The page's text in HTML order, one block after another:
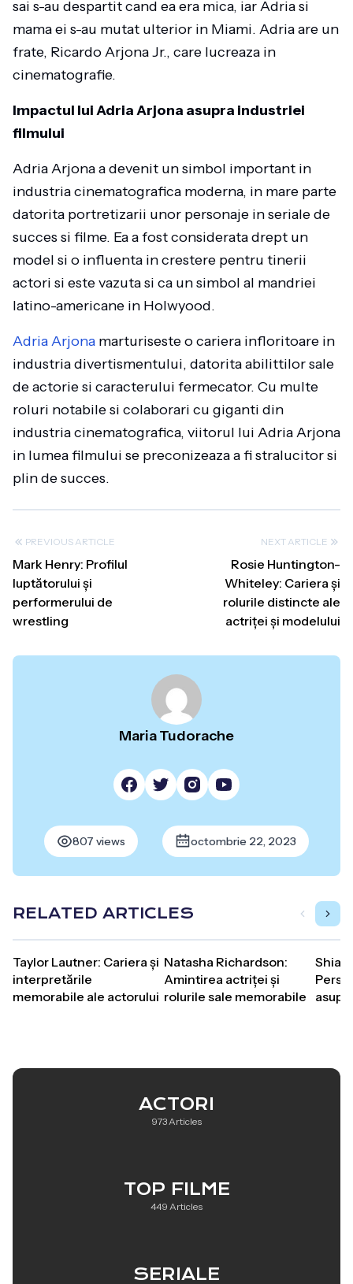
sai s-au despartit cand ea era mica, iar Adria si
mama ei s-au mutat ulterior in Miami. Adria are un
frate, Ricardo Arjona Jr., care lucreaza in
cinematografie.
Impactul lui Adria Arjona asupra industriei
filmului
Adria Arjona a devenit un simbol important in
industria cinematografica moderna, in mare parte
datorita portretizarii unor personaje in seriale de
succes si filme. Ea a fost considerata drept un
model si o influenta in crestere pentru tinerii
actori si este vazuta si ca un simbol al mandriei
latino-americane in Holwyood.
Adria Arjona marturiseste o cariera infloritoare in
industria divertismentului, datorita abilittilor sale
de actorie si caracterului fermecator. Cu multe
roluri notabile si colaborari cu giganti din
industria cinematografica, viitorul lui Adria Arjona
in lumea filmului se preconizeaza a fi stralucitor si
plin de succes.
PREVIOUS ARTICLE
Mark Henry: Profilul
luptătorului și
performerului de
wrestling
NEXT ARTICLE
Rosie Huntington-
Whiteley: Cariera și
rolurile distincte ale
actriței și modelului
Maria Tudorache
807 views octombrie 22, 2023
RELATED ARTICLES
Taylor Lautner: Cariera și
interpretările
memorabile ale actorului
Natasha Richardson:
Amintirea actriței și
rolurile sale memorabile
Shia
ACTORI
973 Articles
TOP FILME
449 Articles
SERIALE